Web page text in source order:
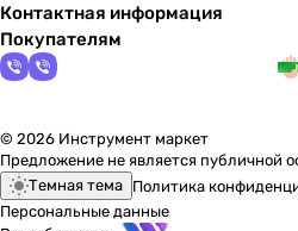
Контактная информация
Покупателям
© 2026 Инструмент маркет
Предложение не является публичной
Темная тема Политика
Персональные данные